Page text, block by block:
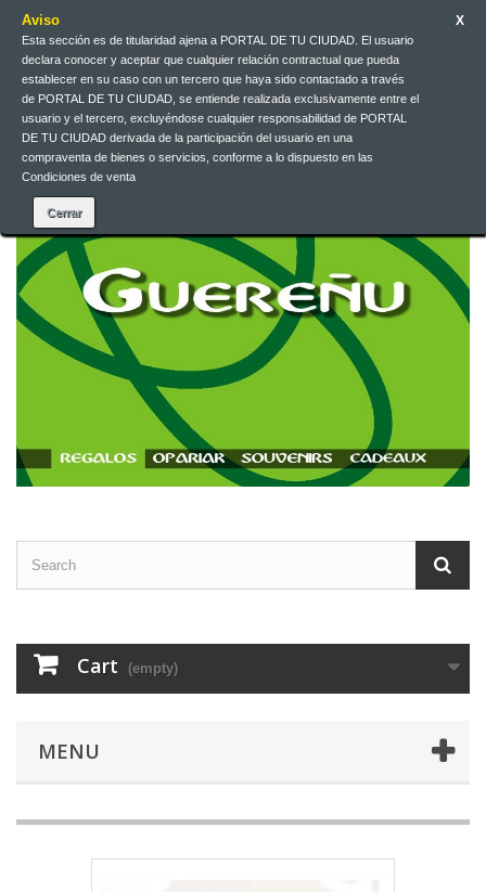
Aviso
Esta sección es de titularidad ajena a PORTAL DE TU CIUDAD. El usuario
declara conocer y aceptar que cualquier relación contractual que pueda
establecer en su caso con un tercero que haya sido contactado a través
de PORTAL DE TU CIUDAD, se entiende realizada exclusivamente entre el
usuario y el tercero, excluyéndose cualquier responsabilidad de PORTAL
DE TU CIUDAD derivada de la participación del usuario en una
compraventa de bienes o servicios, conforme a lo dispuesto en las
Condiciones de venta
X
EUR
English
Contact us
Cart (empty)
MENU